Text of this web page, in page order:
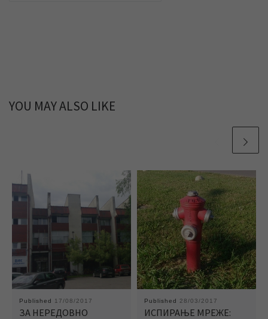
YOU MAY ALSO LIKE
Published 17/08/2017
ЗА НЕРЕДОВНО
Published 28/03/2017
ИСПИРАЊЕ МРЕЖЕ: